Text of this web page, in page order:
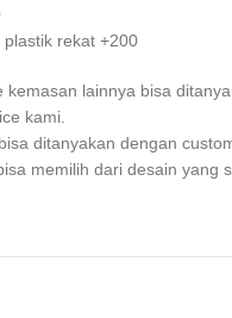
rekat +200
kemasan lainnya bisa
kami.
ditanyakan dengan
memilih dari desain yang